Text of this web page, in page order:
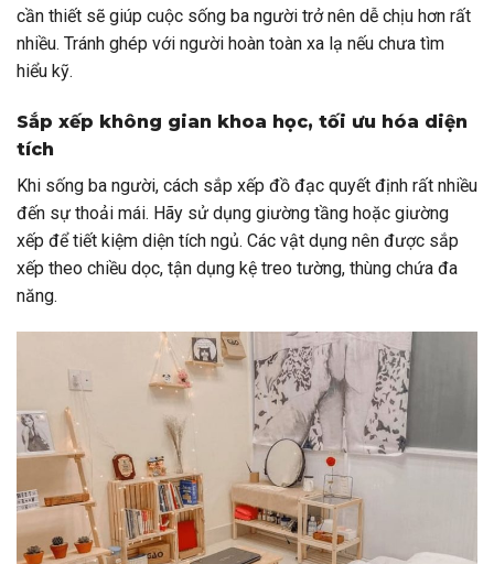
cần thiết sẽ giúp cuộc sống ba người trở nên dễ chịu hơn rất
nhiều. Tránh ghép với người hoàn toàn xa lạ nếu chưa tìm
hiểu kỹ.
Sắp xếp không gian khoa học, tối ưu hóa diện
tích
Khi sống ba người, cách sắp xếp đồ đạc quyết định rất nhiều
đến sự thoải mái. Hãy sử dụng giường tầng hoặc giường
xếp để tiết kiệm diện tích ngủ. Các vật dụng nên được sắp
xếp theo chiều dọc, tận dụng kệ treo tường, thùng chứa đa
năng.